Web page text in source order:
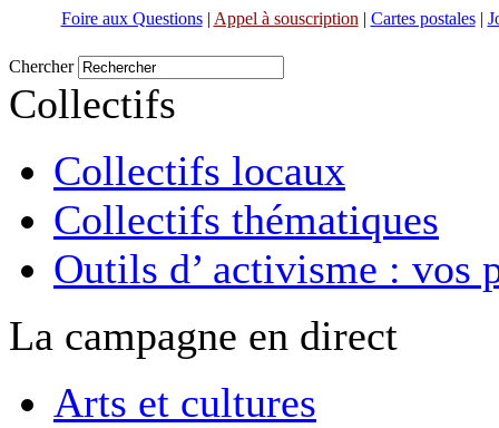
Foire aux Questions| Appel à souscription | Cartes postales|
Chercher
Collectifs
Collectifs locaux
Collectifs thématiques
Outils d’ activisme : vos
La campagne en direct
Arts et cultures